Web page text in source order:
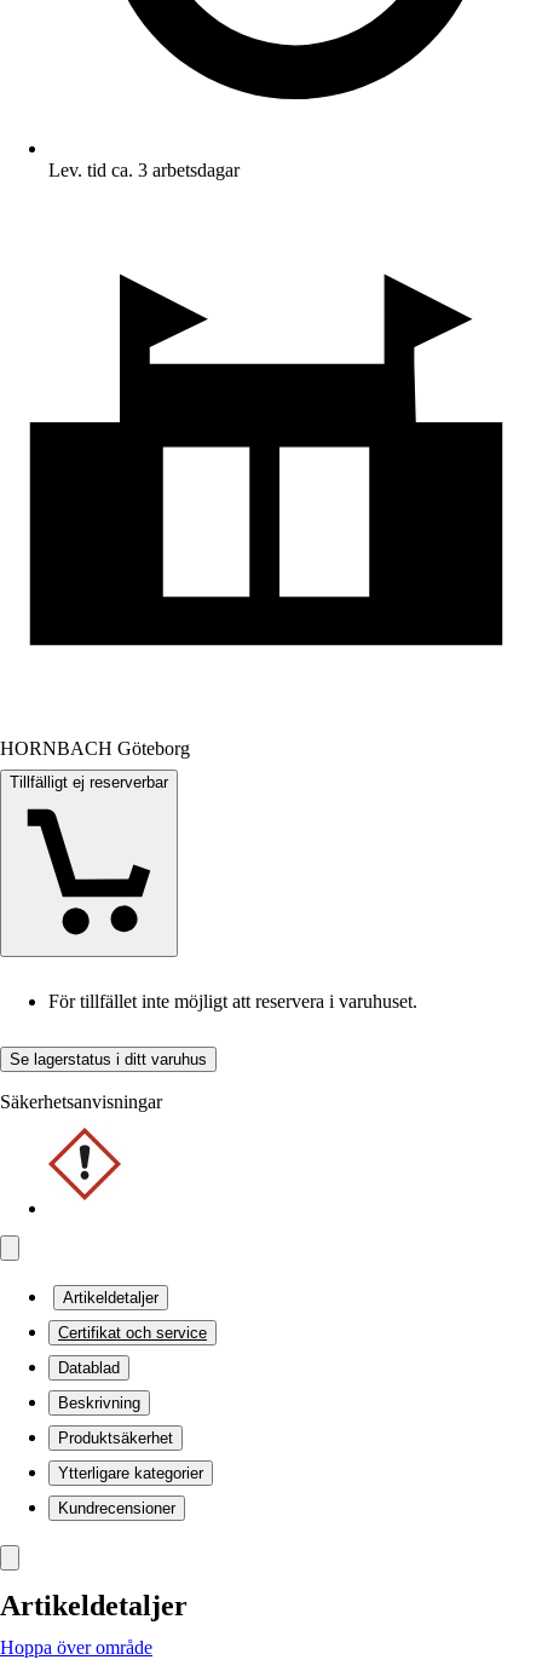
Lev. tid ca. 3 arbetsdagar
HORNBACH Göteborg
Tillfälligt ej reserverbar
För tillfället inte möjligt att reservera i varuhuset.
Se lagerstatus i ditt varuhus
Säkerhetsanvisningar
Artikeldetaljer
Certifikat och service
Datablad
Beskrivning
Produktsäkerhet
Ytterligare kategorier
Kundrecensioner
Artikeldetaljer
Hoppa över område